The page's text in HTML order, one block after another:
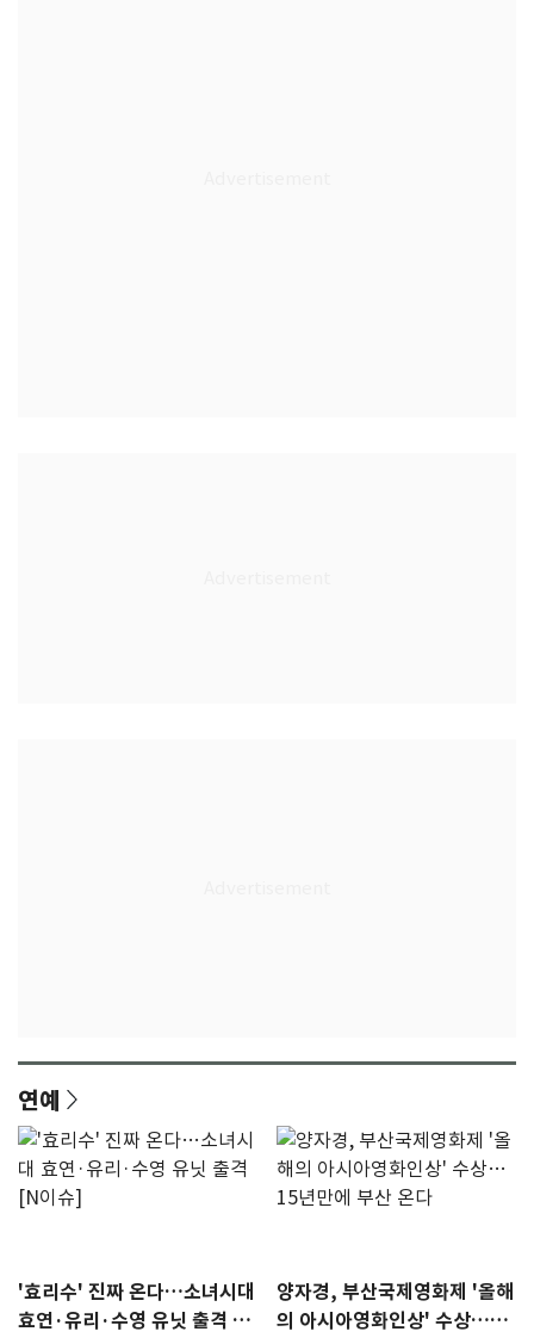
연예
'효리수' 진짜 온다…소녀시대
효연·유리·수영 유닛 출격 [N
양자경, 부산국제영화제 '올해
의 아시아영화인상' 수상…15